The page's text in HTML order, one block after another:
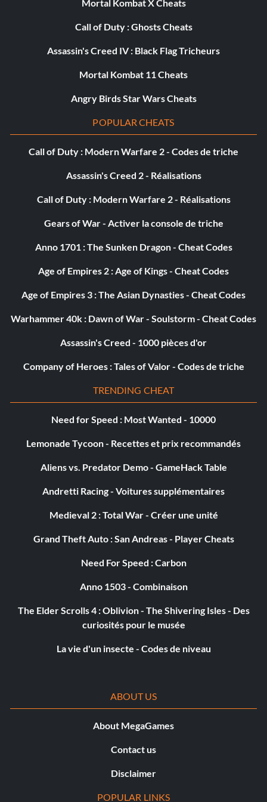
Objective: Dismember 500 limbs from living enemies.
Gun Collector (Bronze)
Objective: Collect all Weapon Parts.
resources worth of parts and Circuits to build.
Objective: Revive your Co-Op partner 10 times.
Resource Areas.
My Buddy (Bronze)
Objective: Retrieve Resources from a Scavenger Bot at a
Overpowered Healing (Bronze)
Objective: Use quick heal to heal yourself 20 times.
Payback (Bronze)
Objective: Kill a Soldier by TK’ing a grenade or rocket
Share and Share Alike (Bronze)
partner.
Shootbang (Bronze)
Objective: Kill 50 enemies while they are in stasis.
Mortal Kombat X Cheats
Call of Duty : Ghosts Cheats
Assassin's Creed IV : Black Flag Tricheurs
Mortal Kombat 11 Cheats
Angry Birds Star Wars Cheats
POPULAR CHEATS
Call of Duty : Modern Warfare 2 - Codes de triche
Assassin's Creed 2 - Réalisations
Call of Duty : Modern Warfare 2 - Réalisations
Gears of War - Activer la console de triche
Anno 1701 : The Sunken Dragon - Cheat Codes
Age of Empires 2 : Age of Kings - Cheat Codes
Age of Empires 3 : The Asian Dynasties - Cheat Codes
Warhammer 40k : Dawn of War - Soulstorm - Cheat Codes
Assassin's Creed - 1000 pièces d'or
Company of Heroes : Tales of Valor - Codes de triche
TRENDING CHEAT
Need for Speed : Most Wanted - 10000
Lemonade Tycoon - Recettes et prix recommandés
Aliens vs. Predator Demo - GameHack Table
Andretti Racing - Voitures supplémentaires
Medieval 2 : Total War - Créer une unité
Grand Theft Auto : San Andreas - Player Cheats
Need For Speed : Carbon
Anno 1503 - Combinaison
The Elder Scrolls 4 : Oblivion - The Shivering Isles - Des
curiosités pour le musée
La vie d'un insecte - Codes de niveau
ABOUT US
About MegaGames
Contact us
Disclaimer
POPULAR LINKS